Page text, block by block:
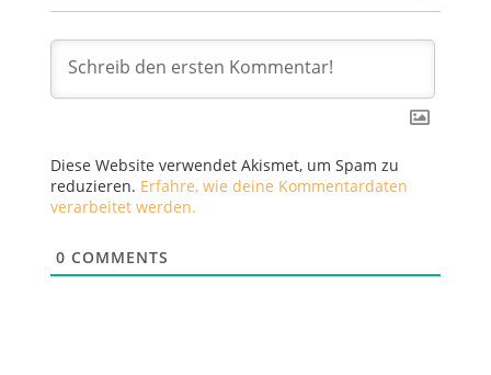
Diese Website verwendet Akismet, um Spam zu
reduzieren. Erfahre, wie deine Kommentardaten
verarbeitet werden.
0 COMMENTS